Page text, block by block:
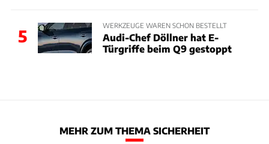
5
WERKZEUGE WAREN SCHON BESTELLT
Audi-Chef Döllner hat E-
Türgriffe beim Q9 gestoppt
MEHR ZUM THEMA SICHERHEIT